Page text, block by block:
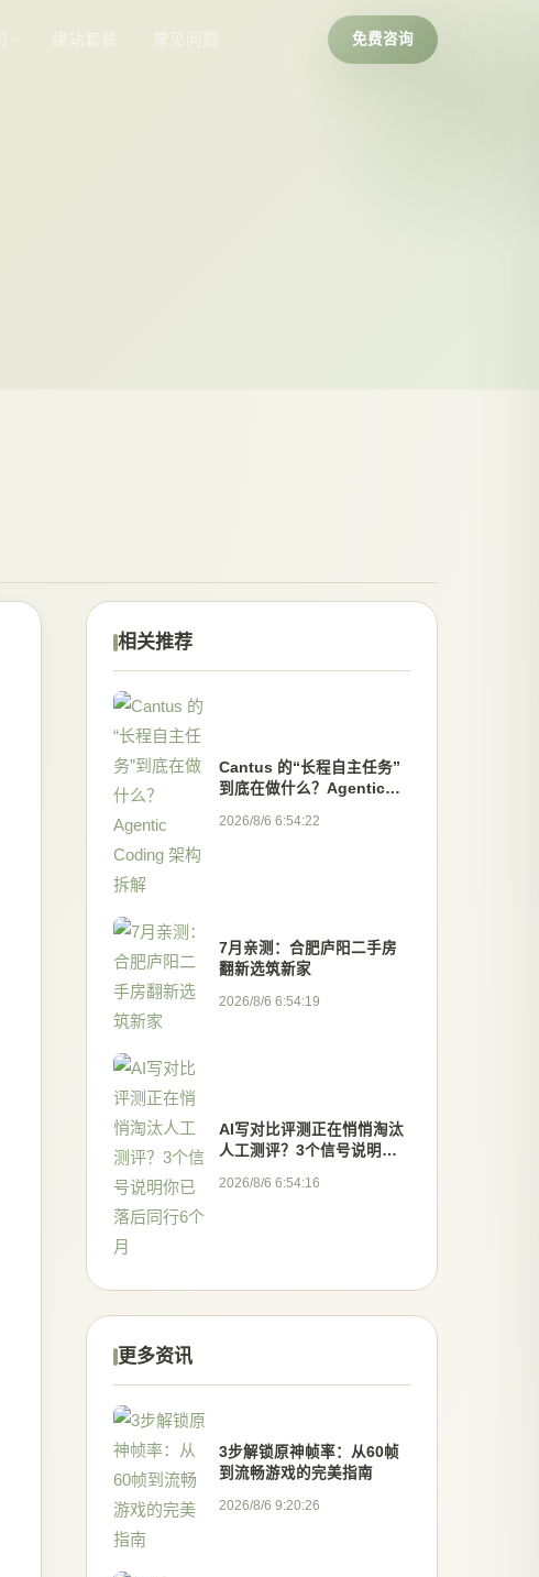
免费咨询
相关推荐
Cantus 的“长程自主任务”
到底在做什么？Agentic
2026/8/6 6:54:22
7月亲测：合肥庐阳二手房
翻新选筑新家
2026/8/6 6:54:19
AI写对比评测正在悄悄淘汰
人工测评？3个信号说明你
2026/8/6 6:54:16
更多资讯
3步解锁原神帧率：从60帧
到流畅游戏的完美指南
2026/8/6 9:20:26